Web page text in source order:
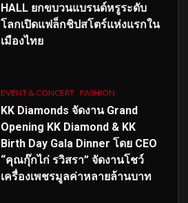
HALL ยกขบวนแบรนด์หรูระดับ
โลกเปิดแฟล็กชิปสโตร์แห่งแรกใน
เมืองไทย
EVENT & CONCERT FASHION
KK Diamonds จัดงาน Grand
Opening KK Diamond & KK
Birth Day Gala Dinner โดย CEO
“คุณกุ๊กไก่ รวิสรา” จัดงานโชว์
เครื่องเพชรมูลค่าหลายล้านบาท